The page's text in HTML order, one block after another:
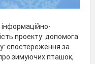
проекту: допомога
спостереження за
зимуючих пташок,